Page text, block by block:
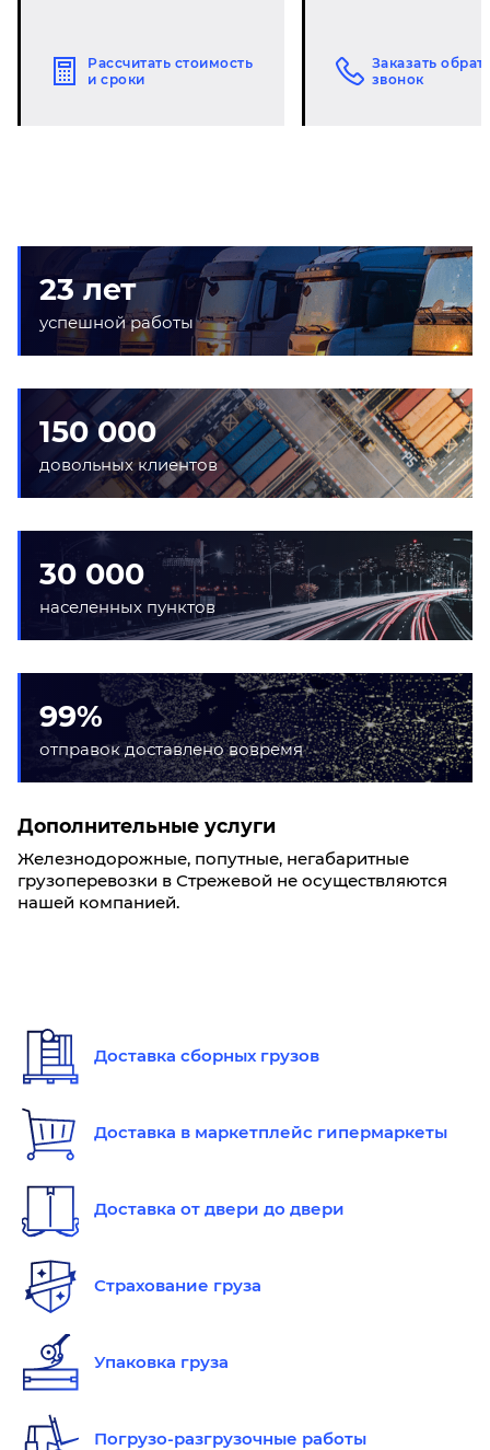
Рассчитать стоимость
и сроки
Заказать
звонок
23 лет
успешной работы
150 000
довольных клиентов
30 000
населенных пунктов
99%
отправок доставлено вовремя
Дополнительные услуги
Железнодорожные, попутные, негабаритные
грузоперевозки в Стрежевой не осуществляются
нашей компанией.
Доставка сборных грузов
Доставка в маркетплейс гипермаркеты
Доставка от двери до двери
Страхование груза
Упаковка груза
Погрузо-разгрузочные работы